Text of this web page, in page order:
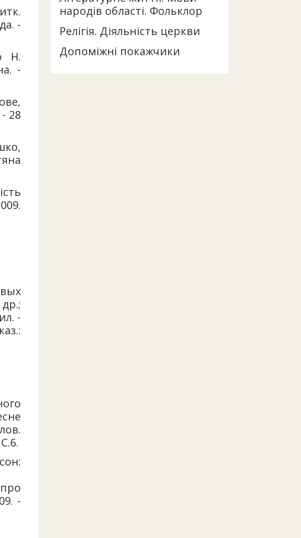
-
Н.
-
28
-
-
народів області. Фольклор
Релігія. Діяльність церкви
Допоміжні покажчики